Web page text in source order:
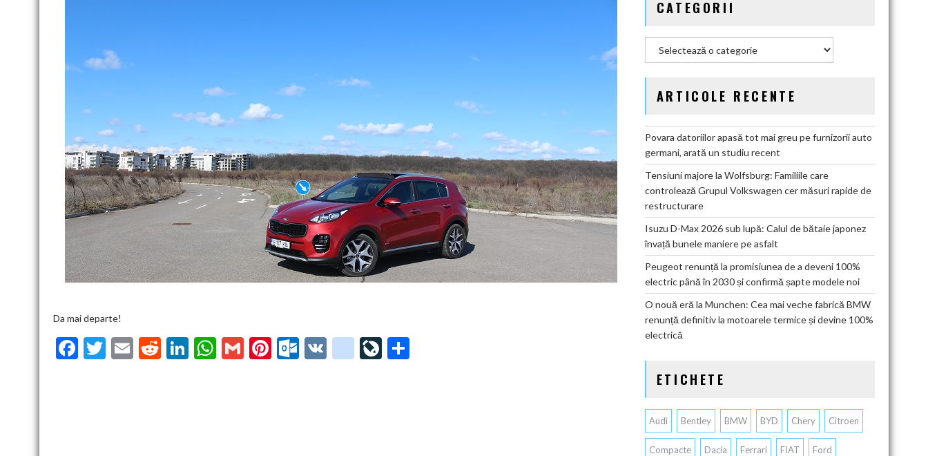
Da mai departe!
F
T
E
R
Li W G
Pi O V
g
Li
CATEGORII
ARTICOLE RECENTE
Povara datoriilor apasă tot mai greu pe furnizorii auto
germani, arată un studiu recent
Tensiuni majore la Wolfsburg: Familiile care
controlează Grupul Volkswagen cer măsuri rapide de
restructurare
Isuzu D-Max 2026 sub lupă: Calul de bătaie japonez
învață bunele maniere pe asfalt
Peugeot renunță la promisiunea de a deveni 100%
electric până în 2030 și confirmă șapte modele noi
O nouă eră la Munchen: Cea mai veche fabrică BMW
renunță definitiv la motoarele termice și devine 100%
electrică
ETICHETE
Audi Bentley BMW BYD Chery Citroen
Compacte Dacia Ferrari FIAT Ford